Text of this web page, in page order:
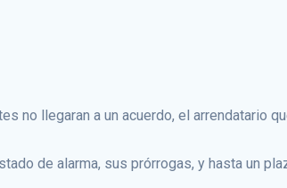
no llegaran a un acuerdo, el arrendatario
de alarma, sus prórrogas, y hasta un